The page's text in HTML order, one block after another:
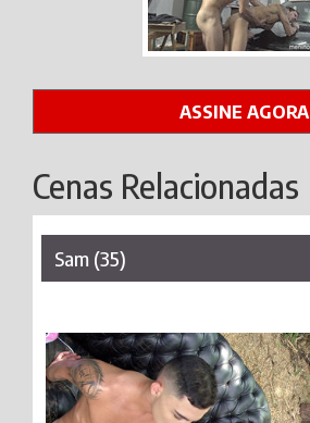
ASSINE AGORA
Cenas Relacionadas
Sam (35)